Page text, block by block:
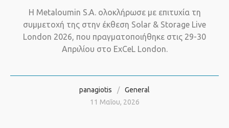
Η Metaloumin S.A. ολοκλήρωσε με επιτυχία τη
συμμετοχή της στην έκθεση Solar & Storage Live
London 2026, που πραγματοποιήθηκε στις 29-30
Απριλίου στο ExCeL London.
panagiotis
General
11 Μαΐου, 2026